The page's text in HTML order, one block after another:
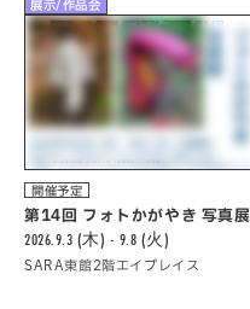
展示/作品会
開催予定
第14回 フォトかがやき 写真展
2026.9.3 (木) - 9.8 (火)
SARA東館2階エイプレイス